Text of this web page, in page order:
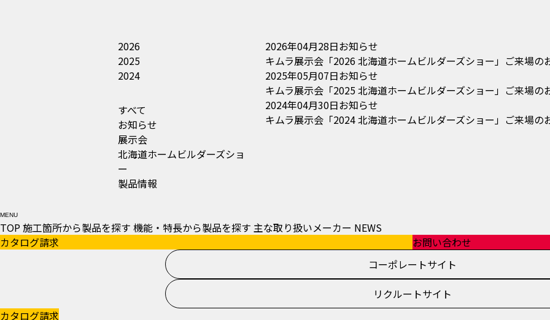
2026
2025
2024
すべて
お知らせ
展示会
北海道ホームビルダーズショ
ー
製品情報
2026年04月28日お知らせ
キムラ展示会「2026 北海道ホームビルダーズショー」ご来場の
2025年05月07日お知らせ
キムラ展示会「2025 北海道ホームビルダーズショー」ご来場の
2024年04月30日お知らせ
キムラ展示会「2024 北海道ホームビルダーズショー」ご来場の
MENU
TOP施工箇所から製品を探す 機能・特長から製品を探す 主な取り扱いメーカー NEWS
カタログ請求
お問い合わせ
コーポレートサイト
リクルートサイト
カタログ請求